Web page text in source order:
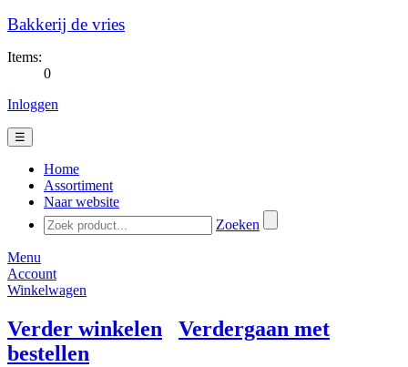
Bakkerij de vries
Items:
0
Inloggen
☰
Home
Assortiment
Naar website
Zoeken
Menu
Account
Winkelwagen
Verder winkelen
Verdergaan met
bestellen